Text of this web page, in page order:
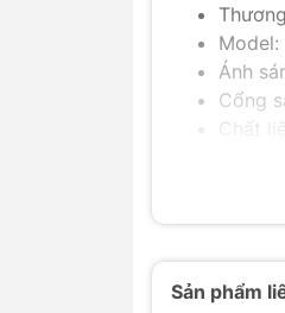
Model:
Ánh
Cổng
Chất
Trọng
Sản phẩm